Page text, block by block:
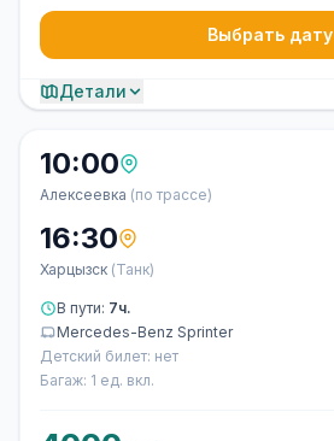
Выбрать дату
Детали
10:00
Алексеевка (по трассе)
16:30
Харцызск (Танк)
В пути: 7ч.
Mercedes-Benz Sprinter
Детский билет: нет
Багаж: 1 ед. вкл.